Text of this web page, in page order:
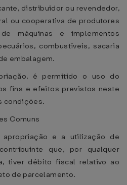
distribuidor ou revendedor,
ou cooperativa de produtores
máquinas e implementos
combustíveis, sacaria
embalagem.
é permitido o uso do
fins e efeitos previstos neste
condições.
Comuns
e a utilização de
que, por qualquer
tiver débito fiscal relativo ao
de parcelamento.